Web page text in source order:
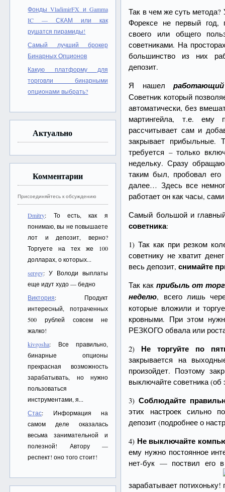
Фонды VladimirFX и Gamma
IC — СКАМ или как
рушатся пирамиды!
Самый лучший брокер
Бинарных Опционов
Какую платформу для
торговли бинарными
опционами выбрать?
Актуально
Комментарии
Присоединяйтесь к обсуждению
Dmitry: То есть, как я
понимаю, вы не повышаете
лот и депозит, верно?
Торгуете на тех же 100
долларах, о которых...
sergey: У Володи выплаты
еще идут худо — бедно
Виктория: Продукт
интересный, потраченных
500 рублей совсем не
жалко!
kivgosha: Все правильно,
бинарные опционы
прекрасная возможность
зарабатывать, но нужно
пользоваться
инструментами, я...
Стас: Информация на
самом деле оказалась
весьма занимательной и
полезной! Автору —
респект! оно того стоит!
Так в чем же суть
Форексе не первый год,
своего или общего
советниками. На
большинство из них
депозит.
Я нашел
Советник который
автоматически, без
мартингейла, т.е.
рассчитывает сам и
закрывает прибыльные.
требуется – только
недельку. Сразу
таким был, пробовал его
далее… Здесь все
работает он как часы,
Самый большой и
советника:
1) Так как при резком
советнику не хватит
весь депозит,снимайте
Так как прибыль от
неделю, всего лишь
которые вложили и
кровными. При этом
РЕЗКОГО обвала или
2) Не торгуйте по
закрывается на
произойдет. Поэтому
выключайте советника
3)Соблюдайте
этих настроек сильно
депозит (подробнее о
4) Не выключайте
ему нужно постоянное
нет-бук — поствил его
зарабатывает потихоньку!